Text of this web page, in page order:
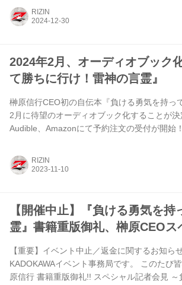
配布し、同日12:00より2ショット撮影会を実
を持って勝ちに行け！雷神の言霊」を購入し
RIZIN
2024年2月、オーディオブック
て勝ちに行け！雷神の言霊』
榊原信行CEO初の自伝本『負ける勇気を持
2月に待望のオーディオブック化することが
Audible、Amazonにて予約注文の受付が開始
神の言霊』をさらに楽しもう！ 配信開始
受付ページ Audibleは、プロのナレーターが
RIZIN
【開催中止】『負ける勇気を
霊』書籍重版御礼、榊原CEOス
【重要】イベント中止／返金に関するお知ら
KADOKAWAイベント事務局です。 このたび
原信行 書籍重版御礼!! スペシャル記者会見 ～